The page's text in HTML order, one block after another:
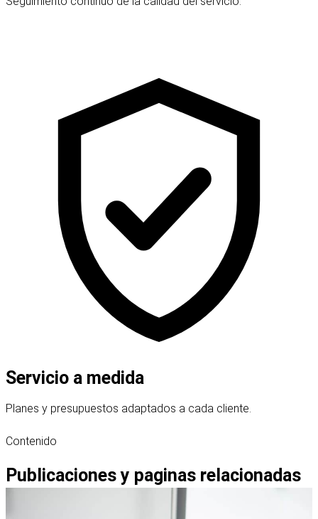
Servicio a medida
Planes y presupuestos adaptados a cada cliente.
Contenido
Publicaciones y paginas relacionadas